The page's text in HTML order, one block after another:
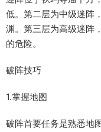
低。第二层为中级迷阵
渊。第三层为高级迷阵
的危险。
破阵技巧
1.掌握地图
破阵首要任务是熟悉地